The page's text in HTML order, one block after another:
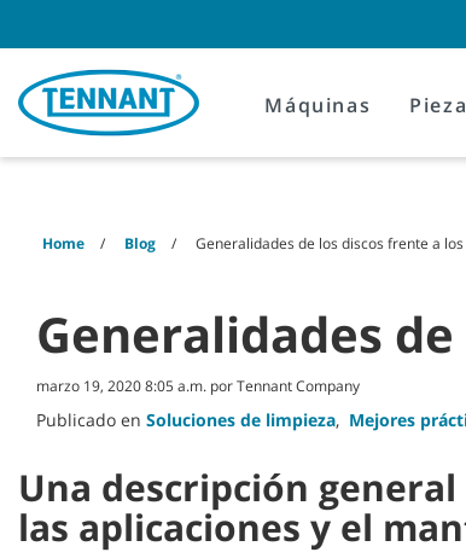
content
navigation
menu
Máquinas
Home Blog Generalidades de los discos frente a
Generalidades
marzo 19, 2020 8:05 a.m. por Tennant Company
Publicado en Soluciones de limpieza, Mejores
Una descripción
las aplicaciones y el